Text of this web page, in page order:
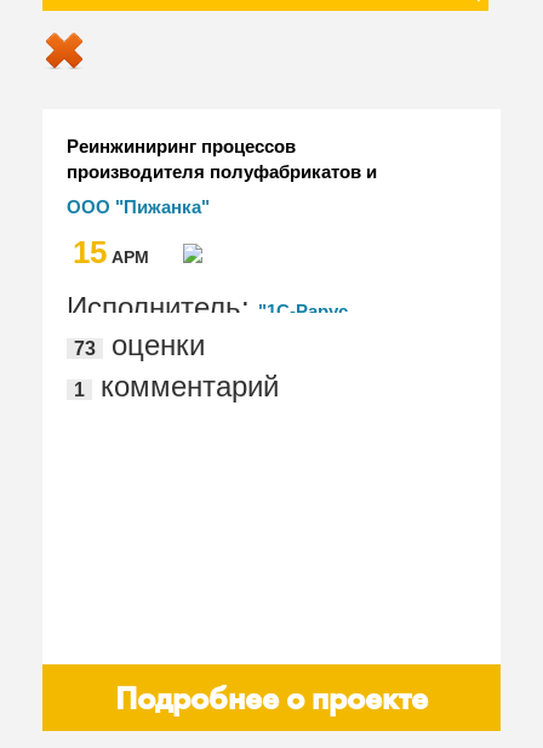
Реинжиниринг процессов
производителя полуфабрикатов и
кондитерской продукции "Пижанка" на
общепита"
ООО "Пижанка"
15 АРМ
Исполнитель: "1С-Рарус
Йошкар-Ола"
73 оценки
1 комментарий
Подробнее о проекте